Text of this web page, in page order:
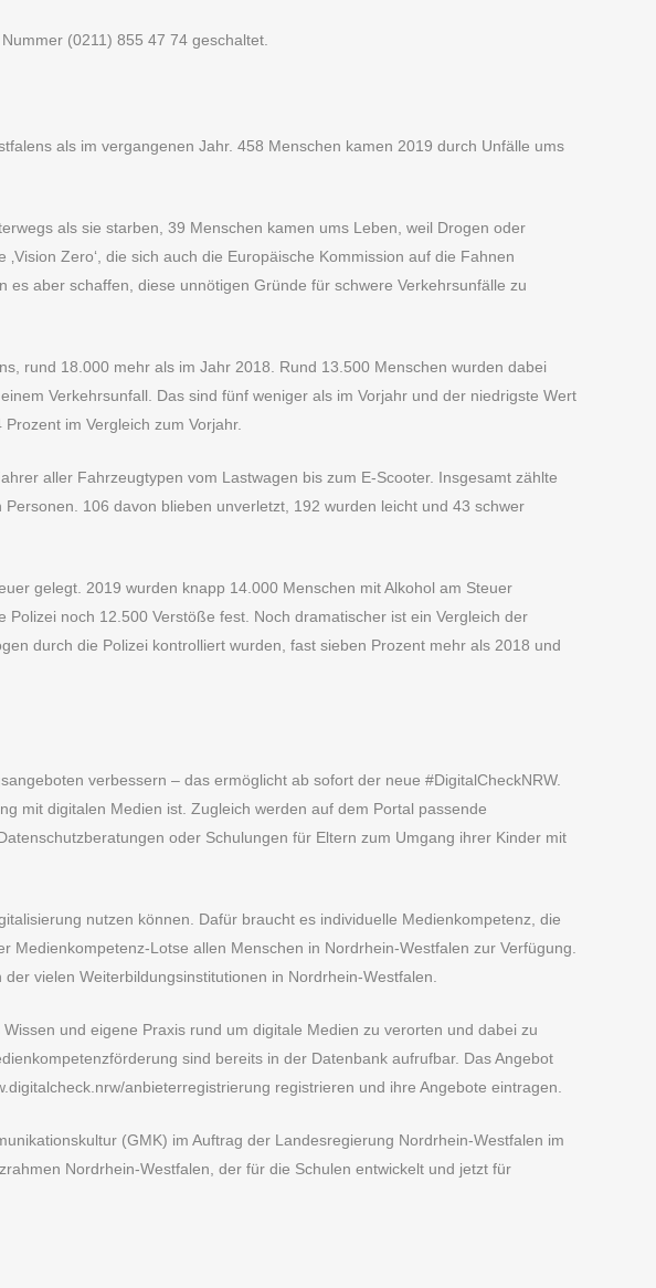
(0211) 855 47 74 geschaltet.
als im vergangenen Jahr. 458 Menschen kamen 2019 durch Unfälle ums
als sie starben, 39 Menschen kamen ums Leben, weil Drogen oder
Zero‘, die sich auch die Europäische Kommission auf die Fahnen
aber schaffen, diese unnötigen Gründe für schwere Verkehrsunfälle zu
rund 18.000 mehr als im Jahr 2018. Rund 13.500 Menschen wurden dabei
Verkehrsunfall. Das sind fünf weniger als im Vorjahr und der niedrigste Wert
im Vergleich zum Vorjahr.
aller Fahrzeugtypen vom Lastwagen bis zum E-Scooter. Insgesamt zählte
106 davon blieben unverletzt, 192 wurden leicht und 43 schwer
gelegt. 2019 wurden knapp 14.000 Menschen mit Alkohol am Steuer
noch 12.500 Verstöße fest. Noch dramatischer ist ein Vergleich der
durch die Polizei kontrolliert wurden, fast sieben Prozent mehr als 2018 und
verbessern – das ermöglicht ab sofort der neue #DigitalCheckNRW.
mit digitalen Medien ist. Zugleich werden auf dem Portal passende
oder Schulungen für Eltern zum Umgang ihrer Kinder mit
nutzen können. Dafür braucht es individuelle Medienkompetenz, die
Lotse allen Menschen in Nordrhein-Westfalen zur Verfügung.
vielen Weiterbildungsinstitutionen in Nordrhein-Westfalen.
und eigene Praxis rund um digitale Medien zu verorten und dabei zu
sind bereits in der Datenbank aufrufbar. Das Angebot
anbieterregistrierung registrieren und ihre Angebote eintragen.
(GMK) im Auftrag der Landesregierung Nordrhein-Westfalen im
Nordrhein-Westfalen, der für die Schulen entwickelt und jetzt für